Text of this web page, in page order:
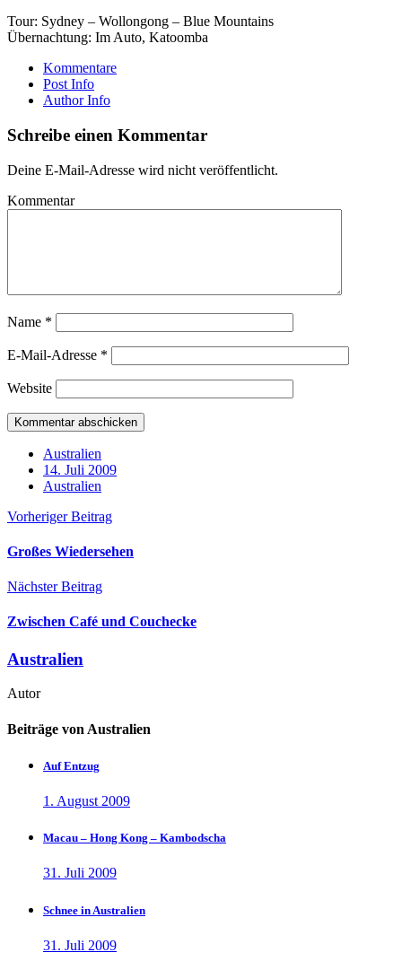
Tour: Sydney – Wollongong – Blue Mountains
Übernachtung: Im Auto, Katoomba
Kommentare
Post Info
Author Info
Schreibe einen Kommentar
Deine E-Mail-Adresse wird nicht veröffentlicht.
Kommentar
Name *
E-Mail-Adresse *
Website
Australien
14. Juli 2009
Australien
Vorheriger Beitrag
Großes Wiedersehen
Nächster Beitrag
Zwischen Café und Couchecke
Australien
Autor
Beiträge von Australien
Auf Entzug
1. August 2009
Macau – Hong Kong – Kambodscha
31. Juli 2009
Schnee in Australien
31. Juli 2009